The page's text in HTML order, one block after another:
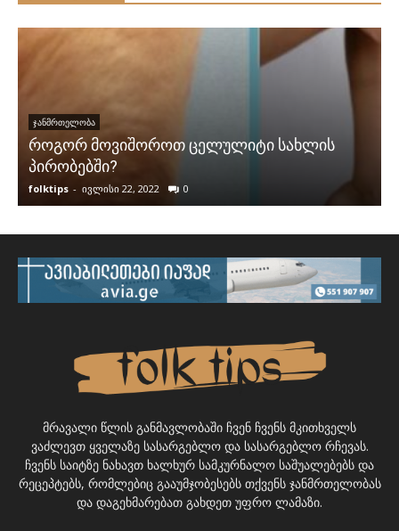
ᲯᲐᲜᲛᲠᲗᲔᲚᲝᲑᲐ
როგორ მოვიშოროთ ცელულიტი სახლის
პირობებში?
folktips - ივლისი 22, 2022 0
მრავალი წლის განმავლობაში ჩვენ ჩვენს მკითხველს
ვაძლევთ ყველაზე სასარგებლო და სასარგებლო რჩევას.
ჩვენს საიტზე ნახავთ ხალხურ სამკურნალო საშუალებებს და
რეცეპტებს, რომლებიც გააუმჯობესებს თქვენს ჯანმრთელობას
და დაგეხმარებათ გახდეთ უფრო ლამაზი.